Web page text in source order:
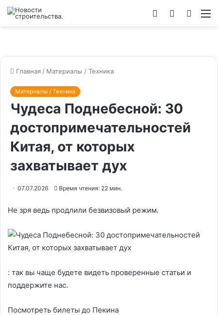
Switch
Войти
Главная / Материалы / Техника
Материалы / Техника
Чудеса Поднебесной: 30
достопримечательностей
Китая, от которых
захватывает дух
07.07.2026 Время чтения: 22 мин.
Не зря ведь продлили безвизовый режим.
: так вы чаще будете видеть проверенные статьи и
поддержите нас.
Посмотреть билеты до Пекина